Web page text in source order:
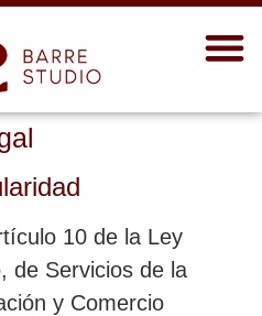
10 de la Ley
de Servicios de la
y Comercio